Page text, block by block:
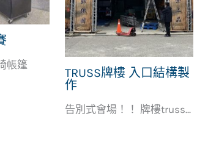
帳篷
TRUSS牌樓 入口結構製
作
告別式會場！！ 牌樓truss...